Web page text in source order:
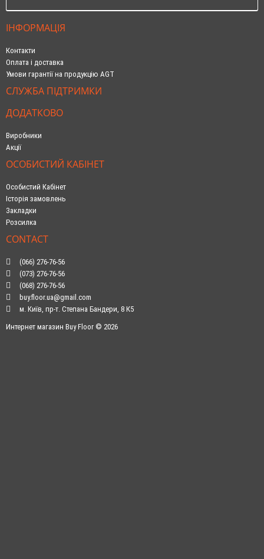
ІНФОРМАЦІЯ
Контакти
Оплата і доставка
Умови гарантії на продукцію AGT
СЛУЖБА ПІДТРИМКИ
ДОДАТКОВО
Виробники
Акції
ОСОБИСТИЙ КАБІНЕТ
Особистий Кабінет
Історія замовлень
Закладки
Розсилка
CONTACT
(066) 276-76-56
(073) 276-76-56
(068) 276-76-56
buy.floor.ua@gmail.com
м. Київ, пр-т. Степана Бандери, 8 К5
Интернет магазин Buy Floor © 2026